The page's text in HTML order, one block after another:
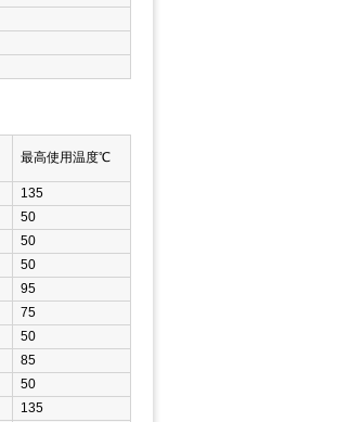
最高使用温度℃
135
50
50
50
95
75
50
85
50
135